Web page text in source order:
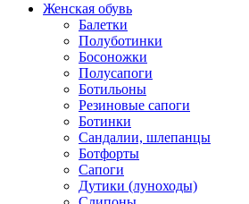
Женская обувь
Балетки
Полуботинки
Босоножки
Полусапоги
Ботильоны
Резиновые сапоги
Ботинки
Сандалии, шлепанцы
Ботфорты
Сапоги
Дутики (луноходы)